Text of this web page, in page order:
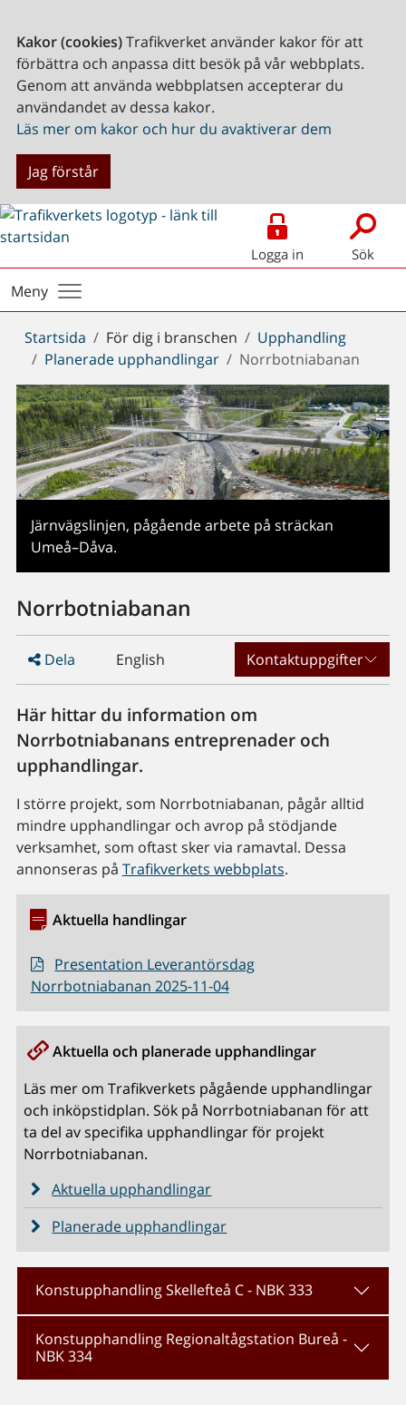
Kakor (cookies)Trafikverket använder kakor för att
förbättra och anpassa ditt besök på vår webbplats.
Genom att använda webbplatsen accepterar du
användandet av dessa kakor.
Läs mer om kakor och hur du avaktiverar dem
Jag förstår
Logga in Sök
Meny
Du
är
här:
Startsida För dig i branschen
Upphandling
Planerade upphandlingar
Norrbotniabanan
Järnvägslinjen, pågående arbete på sträckan
Umeå–Dåva.
Norrbotniabanan
Dela English Kontaktuppgifter
Här hittar du information om
Norrbotniabanans entreprenader och
upphandlingar.
I större projekt, som Norrbotniabanan, pågår alltid
mindre upphandlingar och avrop på stödjande
verksamhet, som oftast sker via ramavtal. Dessa
annonseras på Trafikverkets webbplats.
Aktuella handlingar
Presentation Leverantörsdag
Norrbotniabanan 2025-11-04
Aktuella och planerade upphandlingar
Läs mer om Trafikverkets pågående upphandlingar
och inköpstidplan. Sök på Norrbotniabanan för att
ta del av specifika upphandlingar för projekt
Norrbotniabanan.
Aktuella upphandlingar
Planerade upphandlingar
Konstupphandling Skellefteå C - NBK 333
Konstupphandling Regionaltågstation Bureå -
NBK 334